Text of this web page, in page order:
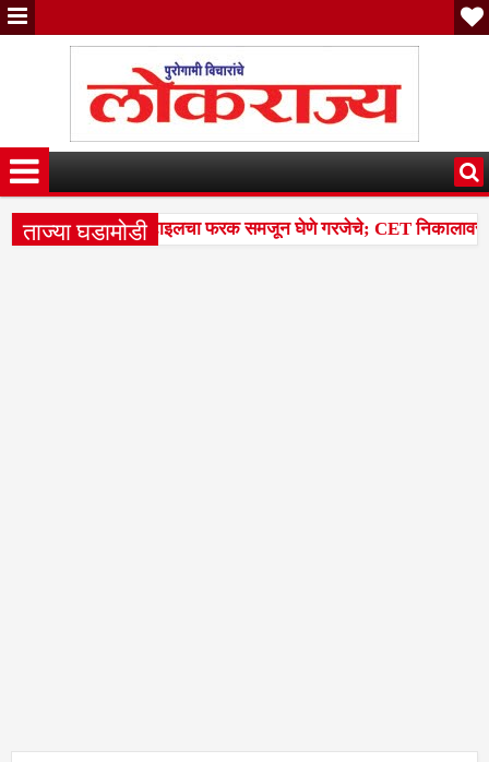
ताज्या घडामोडी
टक्केवारी आणि पर्सेंटाइलचा फरक समजून घेणे गरजेचे; CET निकालावरील